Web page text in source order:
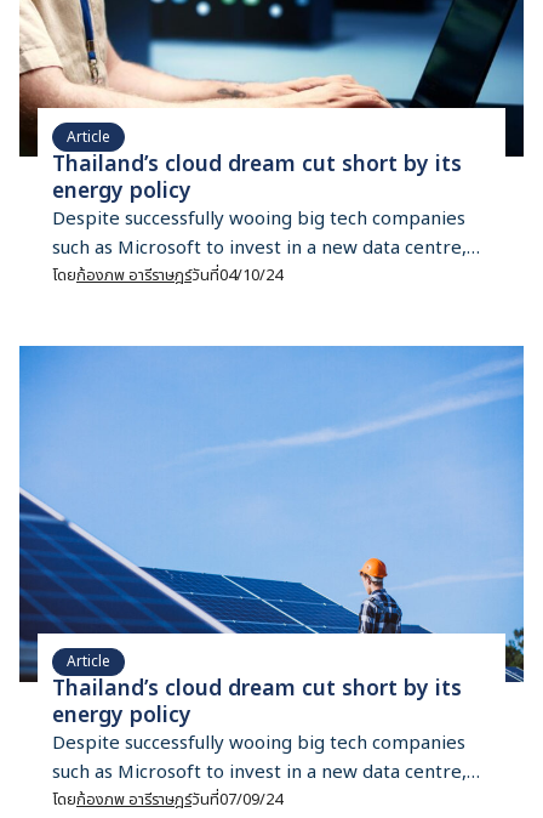
Article
Thailand’s cloud dream cut short by its
energy policy
Despite successfully wooing big tech companies
such as Microsoft to invest in a new data centre,
Thailand's aspiration to become Southeast Asia's
โดยก้องภพ อารีราษฎร์วันที่04/10/24
Article
Thailand’s cloud dream cut short by its
energy policy
Despite successfully wooing big tech companies
such as Microsoft to invest in a new data centre,
Thailand’s aspiration to become Southeast Asia’s
โดยก้องภพ อารีราษฎร์วันที่07/09/24